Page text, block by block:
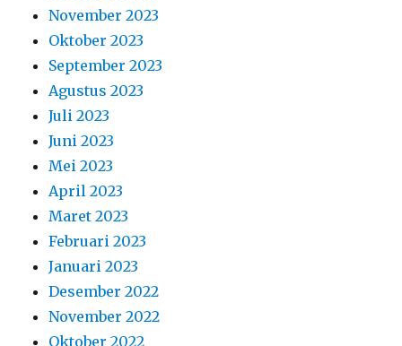
November 2023
Oktober 2023
September 2023
Agustus 2023
Juli 2023
Juni 2023
Mei 2023
April 2023
Maret 2023
Februari 2023
Januari 2023
Desember 2022
November 2022
Oktober 2022